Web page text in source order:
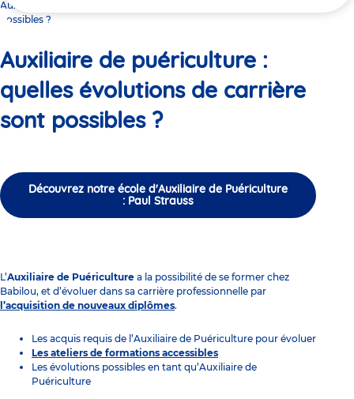
ici
Auxiliaire de puériculture : quelles évolutions de carrière sont
possibles ?
Auxiliaire de puériculture :
quelles évolutions de carrière
sont possibles ?
Découvrez notre école d'Auxiliaire de Puériculture
: Paul Strauss
L’Auxiliaire de Puériculture a la possibilité de se former chez
Babilou, et d’évoluer dans sa carrière professionnelle par
l’acquisition de nouveaux diplômes.
Les acquis requis de l’Auxiliaire de Puériculture pour évoluer
Les ateliers de formations accessibles
Les évolutions possibles en tant qu’Auxiliaire de
Puériculture